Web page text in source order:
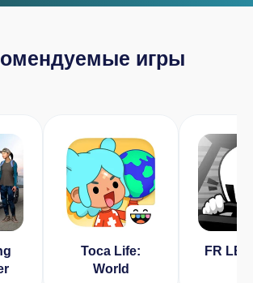
игры
Toca Life:
World
FR